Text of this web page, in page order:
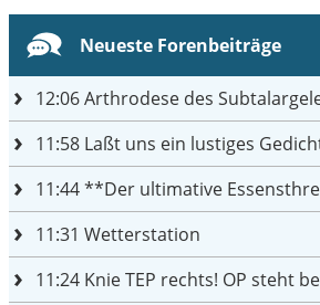
Neueste Forenbeiträge
12:06Arthrodese des
11:58 Laßt uns ein lustiges Gedicht
11:44**Der ultimative
11:31 Wetterstation
11:24 Knie TEP rechts! OP steht